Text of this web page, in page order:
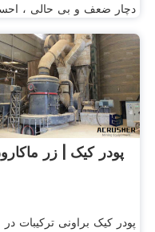
دچار ضعف و بی حالی ،
پودر کیک | زر